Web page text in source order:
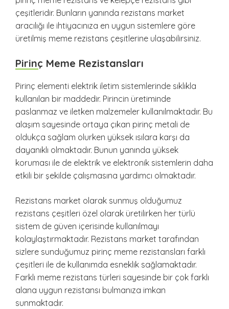
çeşitleridir. Bunların yanında rezistans market
aracılığı ile ihtiyacınıza en uygun sistemlere göre
üretilmiş meme rezistans çeşitlerine ulaşabilirsiniz.
Pirinç Meme Rezistansları
Pirinç elementi elektrik iletim sistemlerinde sıklıkla
kullanılan bir maddedir. Pirincin üretiminde
paslanmaz ve iletken malzemeler kullanılmaktadır. Bu
alaşım sayesinde ortaya çıkan pirinç metali de
oldukça sağlam olurken yüksek ısılara karşı da
dayanıklı olmaktadır. Bunun yanında yüksek
koruması ile de elektrik ve elektronik sistemlerin daha
etkili bir şekilde çalışmasına yardımcı olmaktadır.
Rezistans market olarak sunmuş olduğumuz
rezistans çeşitleri özel olarak üretilirken her türlü
sistem de güven içerisinde kullanılmayı
kolaylaştırmaktadır. Rezistans market tarafından
sizlere sunduğumuz pirinç meme rezistansları farklı
çeşitleri ile de kullanımda esneklik sağlamaktadır.
Farklı meme rezistans türleri sayesinde bir çok farklı
alana uygun rezistansı bulmanıza imkan
sunmaktadır.